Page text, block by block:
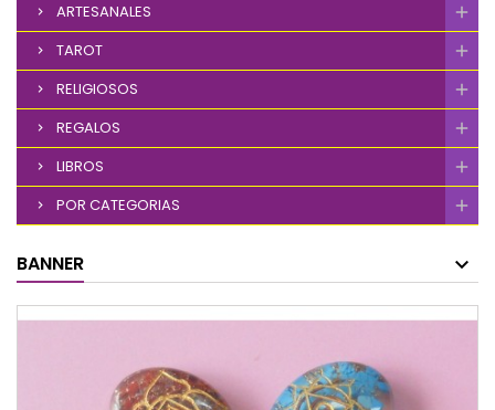
ARTESANALES
TAROT
RELIGIOSOS
REGALOS
LIBROS
POR CATEGORIAS
BANNER